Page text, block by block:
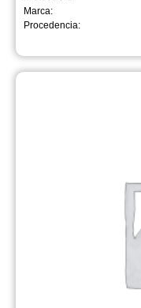
Marca:
Procedencia: